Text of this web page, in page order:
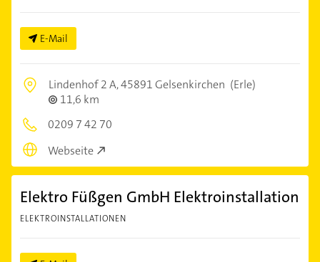
E-Mail
Lindenhof 2 A,45891 Gelsenkirchen (Erle)
11,6 km
0209 7 42 70
Webseite
Elektro Füßgen GmbH Elektroinstallation
ELEKTROINSTALLATIONEN